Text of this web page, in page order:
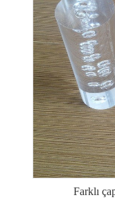
Farklı